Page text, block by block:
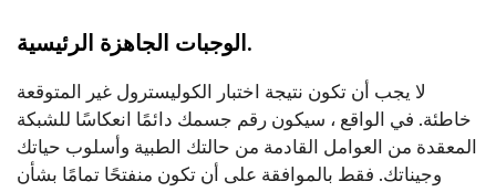
الوجبات الجاهزة الرئيسية.
لا يجب أن تكون نتيجة اختبار الكوليسترول غير المتوقعة
خاطئة. في الواقع ، سيكون رقم جسمك دائمًا انعكاسًا للشبكة
المعقدة من العوامل القادمة من حالتك الطبية وأسلوب حياتك
وجيناتك. فقط بالموافقة على أن تكون منفتحًا تمامًا بشأن